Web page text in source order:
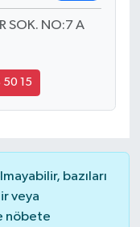
SOK. NO:7 A
15
bazıları
veya
nöbete